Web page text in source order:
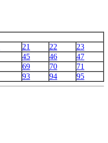
21 22
23
45 46
47
69 70
71
93 94 95